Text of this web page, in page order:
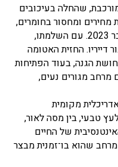
שהחלה בעיכובים
ומחסור בחומרים,
ונעצרה שוב בעקבות אירועי אוקטובר 2023. עם השלמתו,
דייריו. החזית האטומה
הגנה, בעוד הפתיחות
מרחב מגורים נעים,
מקומית
טבעי, בין מסה לאור,
של החיים
שהוא בו־זמנית מבצר